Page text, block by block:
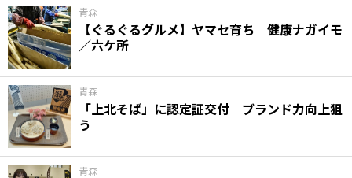
青森
【ぐるぐるグルメ】ヤマセ育ち 健康ナガイモ
／六ケ所
青森
「上北そば」に認定証交付 ブランド力向上狙
う
青森